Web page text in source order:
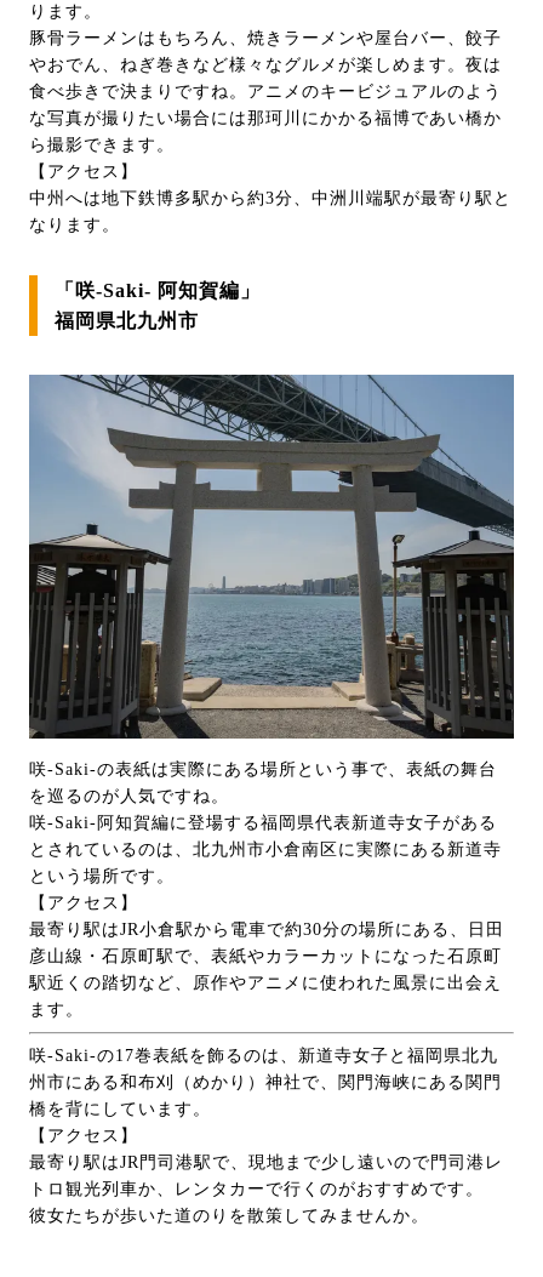
ります。
豚骨ラーメンはもちろん、焼きラーメンや屋台バー、餃子
やおでん、ねぎ巻きなど様々なグルメが楽しめます。夜は
食べ歩きで決まりですね。アニメのキービジュアルのよう
な写真が撮りたい場合には那珂川にかかる福博であい橋か
ら撮影できます。
【アクセス】
中州へは地下鉄博多駅から約3分、中洲川端駅が最寄り駅と
なります。
「咲-Saki- 阿知賀編」
福岡県北九州市
咲-Saki-の表紙は実際にある場所という事で、表紙の舞台
を巡るのが人気ですね。
咲-Saki-阿知賀編に登場する福岡県代表新道寺女子がある
とされているのは、北九州市小倉南区に実際にある新道寺
という場所です。
【アクセス】
最寄り駅はJR小倉駅から電車で約30分の場所にある、日田
彦山線・石原町駅で、表紙やカラーカットになった石原町
駅近くの踏切など、原作やアニメに使われた風景に出会え
ます。
咲-Saki-の17巻表紙を飾るのは、新道寺女子と福岡県北九
州市にある和布刈（めかり）神社で、関門海峡にある関門
橋を背にしています。
【アクセス】
最寄り駅はJR門司港駅で、現地まで少し遠いので門司港レ
トロ観光列車か、レンタカーで行くのがおすすめです。
彼女たちが歩いた道のりを散策してみませんか。